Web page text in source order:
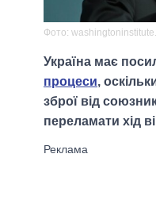
Фото:
Україна має
процеси,
зброї від
переламати хід